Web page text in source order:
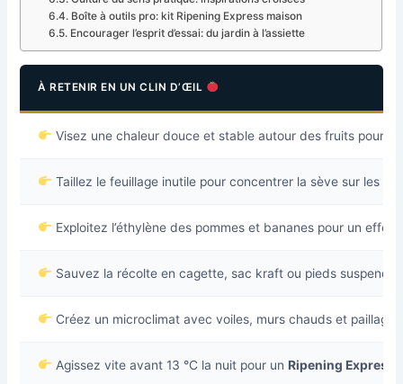
Boîte à outils pro: kit Ripening Express maison
Encourager l’esprit d’essai: du jardin à l’assiette
À RETENIR EN UN CLIN D’ŒIL
Visez une chaleur douce et stable autour des fruits pour
Taillez le feuillage inutile pour concentrer la sève sur les
Exploitez l’éthylène des pommes et bananes pour un effet
Sauvez la récolte en cagette, sac kraft ou pieds
Créez un microclimat avec voiles, murs chauds et
Agissez vite avant 13 °C la nuit pour un Ripening Express